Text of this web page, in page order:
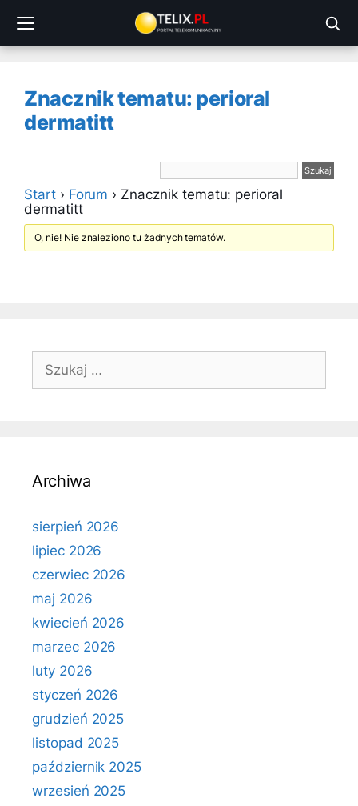
treści
Znacznik tematu: perioral
dermatitt
Start › Forum › Znacznik tematu: perioral
dermatitt
O, nie! Nie znaleziono tu żadnych tematów.
Szukaj:
Archiwa
sierpień 2026
lipiec 2026
czerwiec 2026
maj 2026
kwiecień 2026
marzec 2026
luty 2026
styczeń 2026
grudzień 2025
listopad 2025
październik 2025
wrzesień 2025